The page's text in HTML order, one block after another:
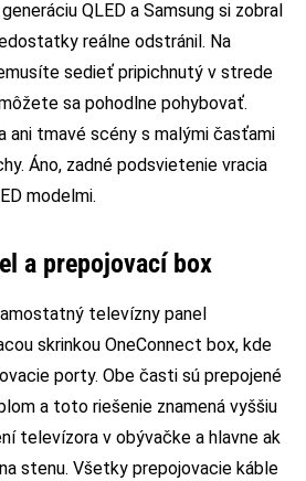
QLED a Samsung si zobral
reálne odstránil. Na
sedieť pripichnutý v strede
sa pohodlne pohybovať.
ani tmavé scény s malými časťami
Áno, zadné podsvietenie vracia
modelmi.
a prepojovací box
televízny panel
skrinkou OneConnect box, kde
porty. Obe časti sú prepojené
a toto riešenie znamená vyššiu
televízora v obývačke a hlavne ak
stenu. Všetky prepojovacie káble